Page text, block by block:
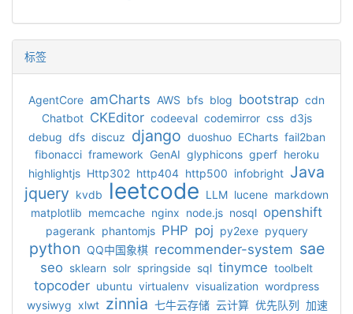
标签
AgentCore amCharts AWS bfs blog bootstrap cdn
Chatbot CKEditor codeeval codemirror css d3js
debug dfs discuz django duoshuo ECharts fail2ban
fibonacci framework GenAI glyphicons gperf heroku
highlightjs Http302 http404 http500 infobright Java
jquery kvdb leetcode LLM lucene markdown
matplotlib memcache nginx node.js nosql openshift
pagerank phantomjs PHP poj py2exe pyquery
python QQ中国象棋 recommender-system sae
seo sklearn solr springside sql tinymce toolbelt
topcoder ubuntu virtualenv visualization wordpress
wysiwyg xlwt zinnia 七牛云存储 云计算 优先队列 加速